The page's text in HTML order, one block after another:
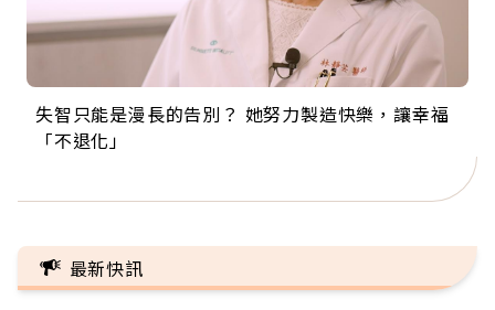
失智只能是漫長的告別？ 她努力製造快樂，讓幸福
「不退化」
來自剛果的巧克力神父 為台灣奉獻36年 「台灣是我
的家，我連作夢都講台語！」
63歲卸矽谷副總、搬回台灣找快樂！「蛋黃哥小
丑」走進安養院，逗樂上萬爺奶：退休後才開始真
104歲打破金氏世界紀錄 成為全球最年長羽球選
手，分享長壽的秘密原來是「這個」
事業巔峰他選擇追夢…黑手阿伯拉小提琴還登上小
巨蛋！連CNN都大讚！
最新快訊